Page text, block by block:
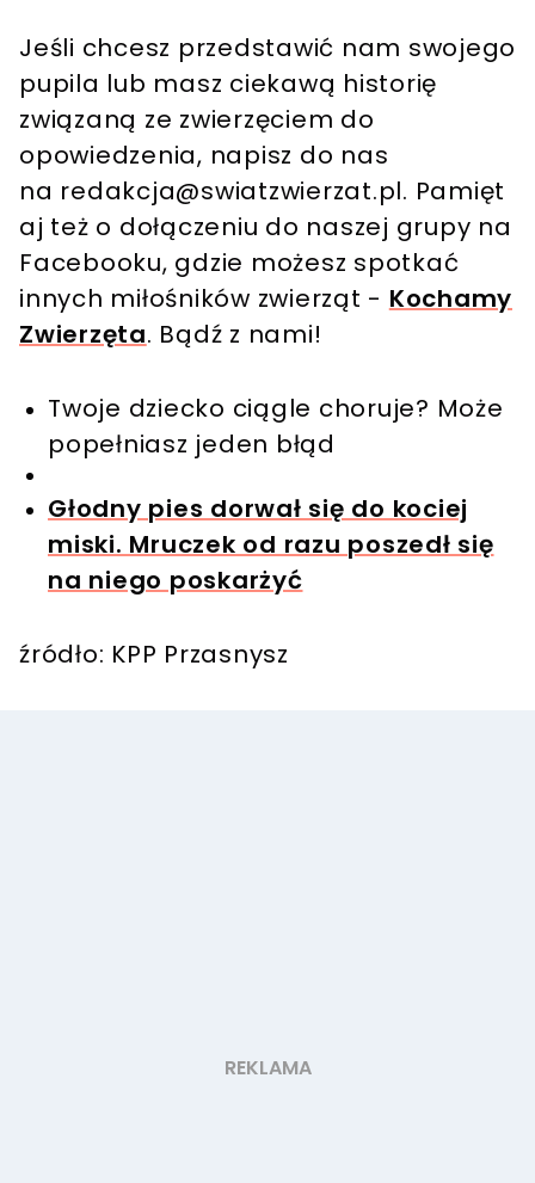
Jeśli chcesz przedstawić nam swojego
pupila lub masz ciekawą historię
związaną ze zwierzęciem do
opowiedzenia, napisz do nas
na redakcja@swiatzwierzat.pl. Pamięt
aj też o dołączeniu do naszej grupy na
Facebooku, gdzie możesz spotkać
innych miłośników zwierząt - Kochamy
Zwierzęta. Bądź z nami!
Twoje dziecko ciągle choruje? Może
popełniasz jeden błąd
Głodny pies dorwał się do kociej
miski. Mruczek od razu poszedł się
na niego poskarżyć
źródło: KPP Przasnysz